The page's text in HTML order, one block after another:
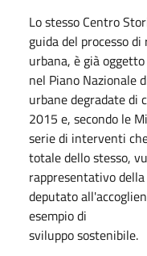
Lo stesso Centro
guida del processo
urbana, è già
nel Piano Nazionale
urbane degradate di
2015 e, secondo le
serie di interventi
totale dello stesso,
rappresentativo
deputato
esempio di
sviluppo sostenibile.